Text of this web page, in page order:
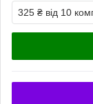
325 ₴ від 10